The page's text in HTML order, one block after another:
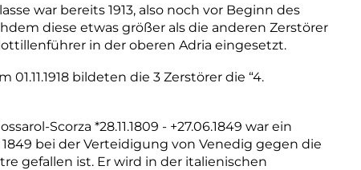
war bereits 1913, also noch vor Beginn des
diese etwas größer als die anderen Zerstörer
in der oberen Adria eingesetzt.
01.11.1918 bildeten die 3 Zerstörer die “4.
Scorza *28.11.1809 - +27.06.1849 war ein
bei der Verteidigung von Venedig gegen die
gefallen ist. Er wird in der italienischen